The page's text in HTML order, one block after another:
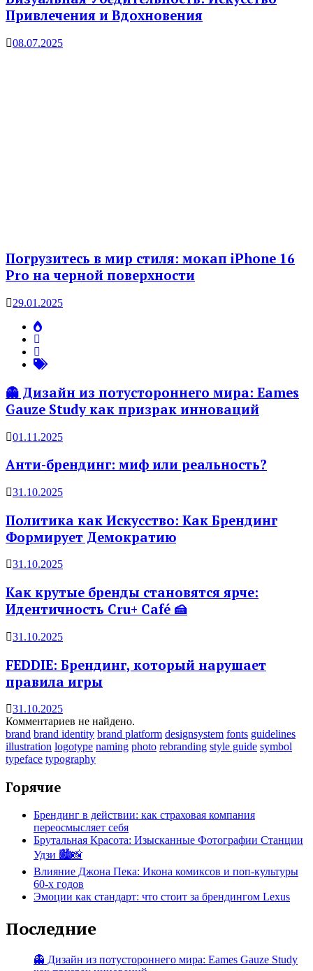
Привлечения и Вдохновения
08.07.2025
Погрузитесь в мир стиля: мокап iPhone 16
Pro на черной поверхности
29.01.2025
👻 Дизайн из потустороннего мира: Eames
Gauze Study как призрак инноваций
01.11.2025
Анти-брендинг: миф или реальность?
31.10.2025
Политика как Искусство: Как Брендинг
Формирует Демократию
31.10.2025
Как крутые бренды становятся ярче:
Идентичность Cru+ Café 🍰
31.10.2025
FEDDIE: Брендинг, который нарушает
правила игры
31.10.2025
Комментариев не найдено.
brand brand identity brand platform designsystem fonts guidelines
illustration logotype naming photo rebranding style guide symbol
typeface typography
Горячие
Брендинг в действии: как страховая компания
переосмысляет себя
Брутальная Красота: Изысканные Фотографии Станции
Удзи 🏙️📸
Влияние Джона Пека: Икона комиксов и поп-культуры
60-х годов
Эмоции как стандарт: что стоит за брендингом Lexus
Последние
👻 Дизайн из потустороннего мира: Eames Gauze Study